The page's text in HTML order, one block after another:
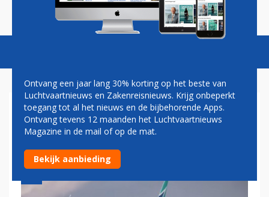
Magazine Podcasts Vacatures
WESTJET VAN TORONTO
NAAR LOS ANGELES
Ontvang een jaar lang 30% korting op het beste van
Luchtvaartnieuws en Zakenreisnieuws. Krijg onbeperkt
toegang tot al het nieuws en de bijbehorende Apps.
Ontvang tevens 12 maanden het Luchtvaartnieuws
Magazine in de mail of op de mat.
Bekijk aanbieding